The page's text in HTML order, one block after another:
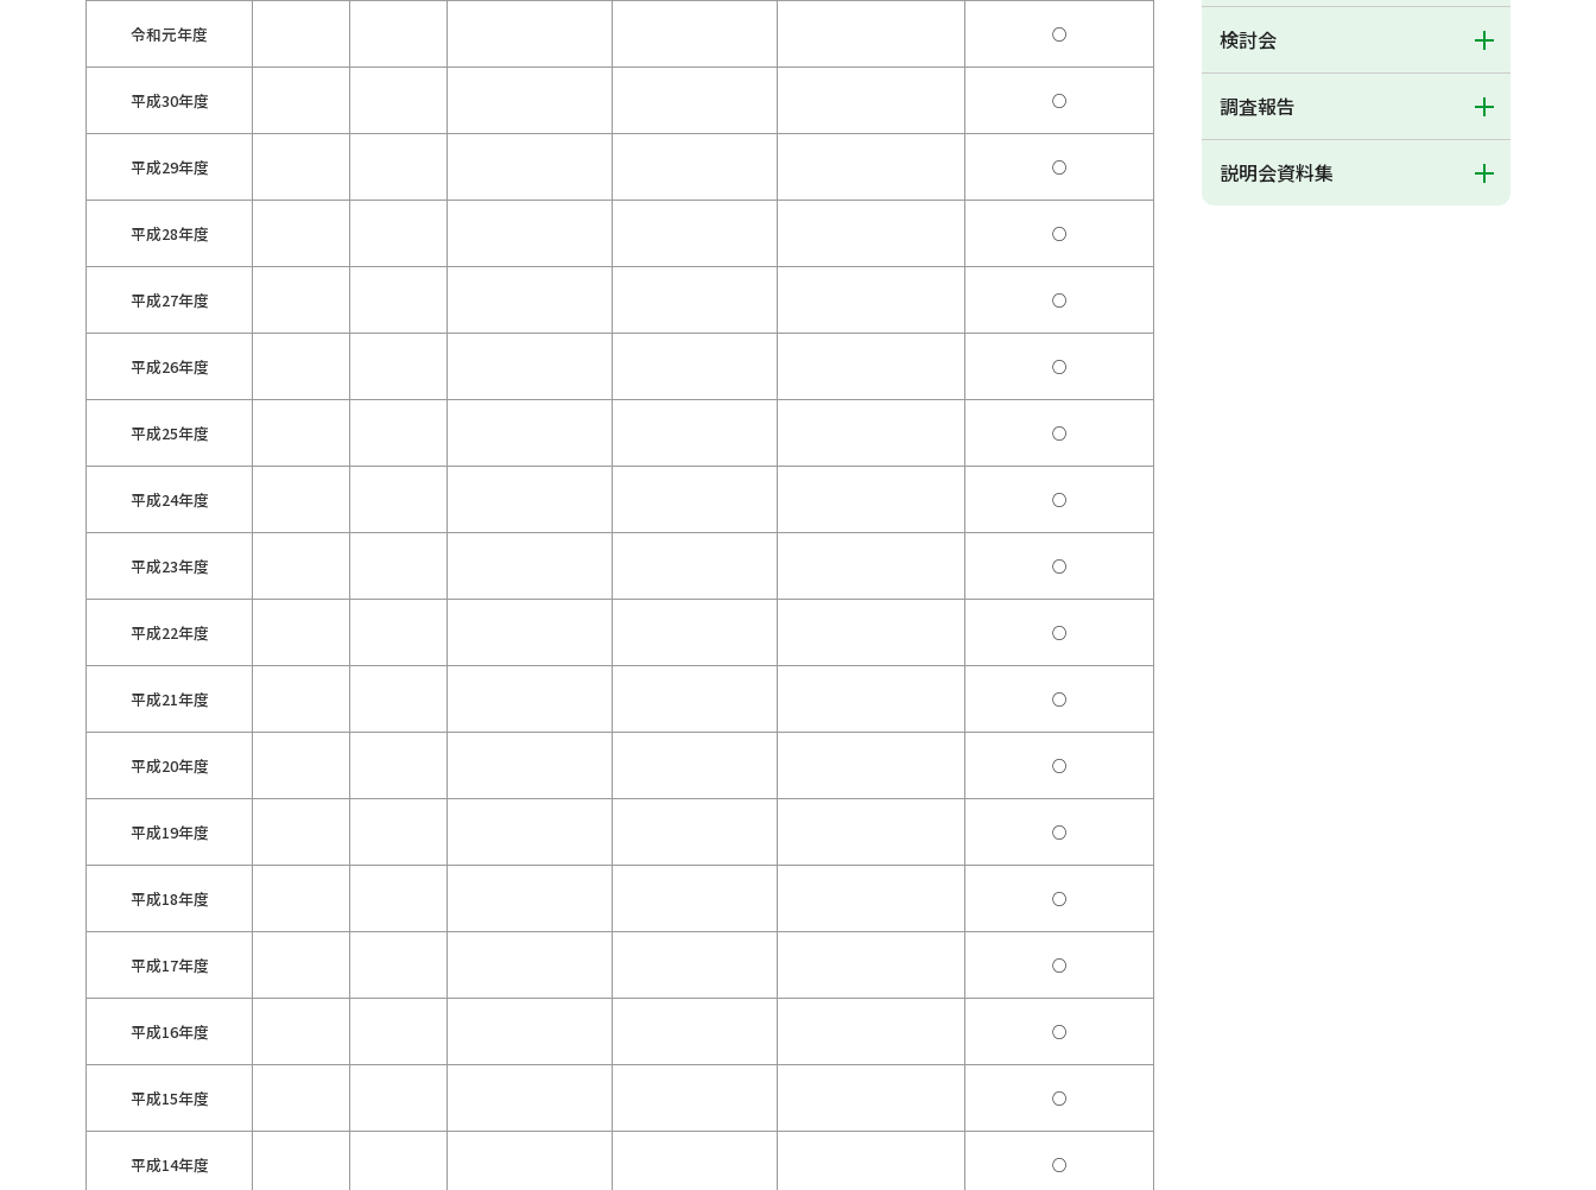
令和元年度 ○
平成30年度 ○
平成29年度 ○
平成28年度 ○
平成27年度 ○
平成26年度 ○
平成25年度 ○
平成24年度 ○
平成23年度 ○
平成22年度 ○
平成21年度 ○
平成20年度 ○
平成19年度 ○
平成18年度 ○
平成17年度 ○
平成16年度 ○
平成15年度 ○
平成14年度 ○
検討会
調査報告
説明会資料集